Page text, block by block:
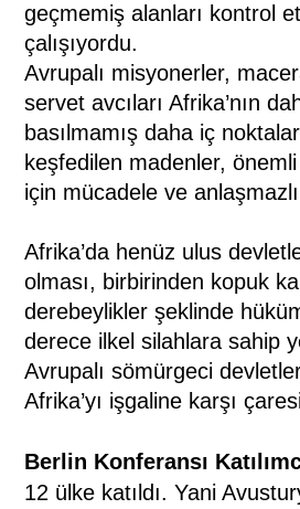
geçmemiş alanları kontrol
çalışıyordu.
Avrupalı ​​misyonerler,
servet avcıları Afrika’nın
basılmamış daha iç
keşfedilen madenler, önemli
için mücadele ve
Afrika’da henüz ulus
olması, birbirinden kopuk
derebeylikler şeklinde
derece ilkel silahlara sahip
Avrupalı sömürgeci
Afrika’yı işgaline karşı
Berlin Konferansı
12 ülke katıldı. Yani